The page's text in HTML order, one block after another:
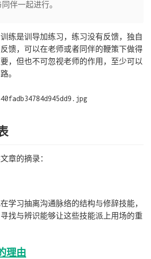
伴一起进行。
练是训导加练习，练习没有反馈，独自
馈，可以在老师或者同伴的鞭策下做得
，但也不可忽视老师的作用，至少可以
。
章的摘录：
学习抽离沟通脉络的结构与修辞技能，
找与辨识能够让这些技能派上用场的重
理由